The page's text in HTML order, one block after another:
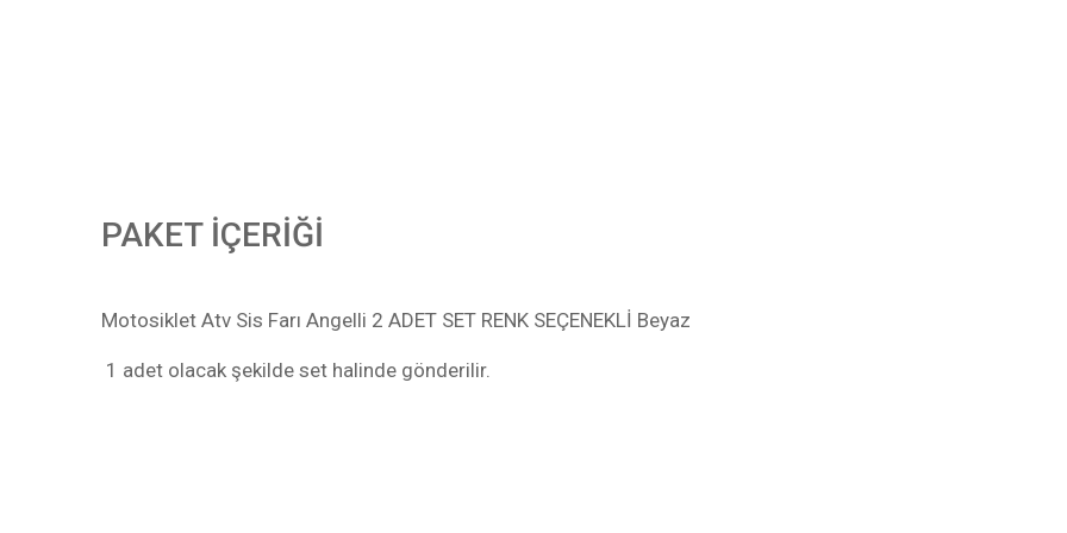
PAKET İÇERİĞİ
Motosiklet Atv Sis Farı Angelli 2 ADET SET RENK SEÇENEKLİ Beyaz
1 adet olacak şekilde set halinde gönderilir.